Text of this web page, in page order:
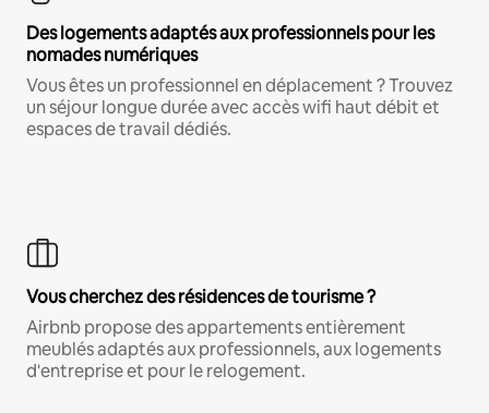
Des logements adaptés aux professionnels pour les
nomades numériques
Vous êtes un professionnel en déplacement ? Trouvez
un séjour longue durée avec accès wifi haut débit et
espaces de travail dédiés.
Vous cherchez des résidences de tourisme ?
Airbnb propose des appartements entièrement
meublés adaptés aux professionnels, aux logements
d'entreprise et pour le relogement.